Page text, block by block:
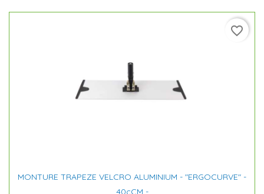
MONTURE TRAPEZE VELCRO ALUMINIUM - "ERGOCURVE" -
40cCM -
favorite_border